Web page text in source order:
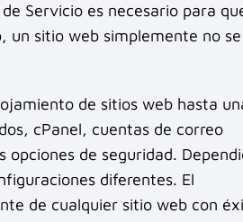
de Servicio es necesario para
un sitio web simplemente no se
de sitios web hasta
cPanel, cuentas de correo
de seguridad.
diferentes. El
de cualquier sitio web con